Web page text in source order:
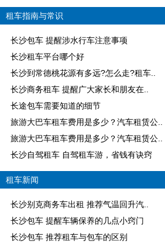
租车指南与常识
长沙包车 提醒涉水行车注意事项
长沙租车平台哪个好
长沙到常德桃花源有多远?怎么走?租车..
长沙商务租车 提醒广大家长和朋友在..
长途包车需要知道的细节
旅游大巴车租车费用是多少？汽车租赁公..
旅游大巴车租车费用是多少？汽车租赁公..
长沙自驾租车 自驾租车游，省钱有诀窍
租车新闻
长沙别克商务车出租 推荐气温回升汽..
长沙包车 提醒车辆保养的几点小窍门
长沙包车 推荐租车与包车的区别